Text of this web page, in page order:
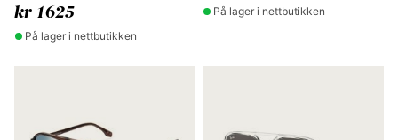
kr 1625
På lager i nettbutikken
På lager i nettbutikken